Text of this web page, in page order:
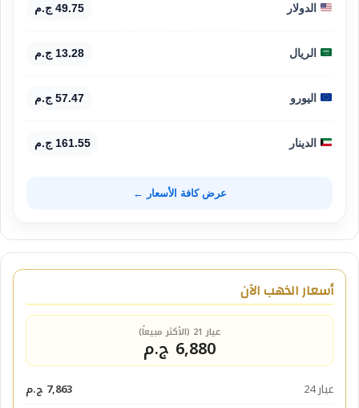
الدولار 49.75 ج.م
الريال 13.28 ج.م
اليورو 57.47 ج.م
الدينار 161.55 ج.م
عرض كافة الأسعار ←
أسعار الذهب الآن
عيار 21 (الأكثر مبيعاً)
6,880 ج.م
عيار 24
7,863 ج.م